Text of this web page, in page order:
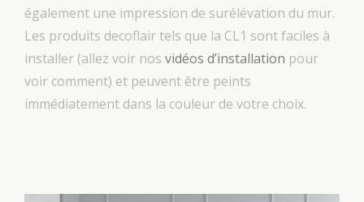
également une impression de surélévation du mur.
Les produits decoflair tels que la CL1 sont faciles à
installer (allez voir nos vidéos d’installation pour
voir comment) et peuvent être peints
immédiatement dans la couleur de votre choix.